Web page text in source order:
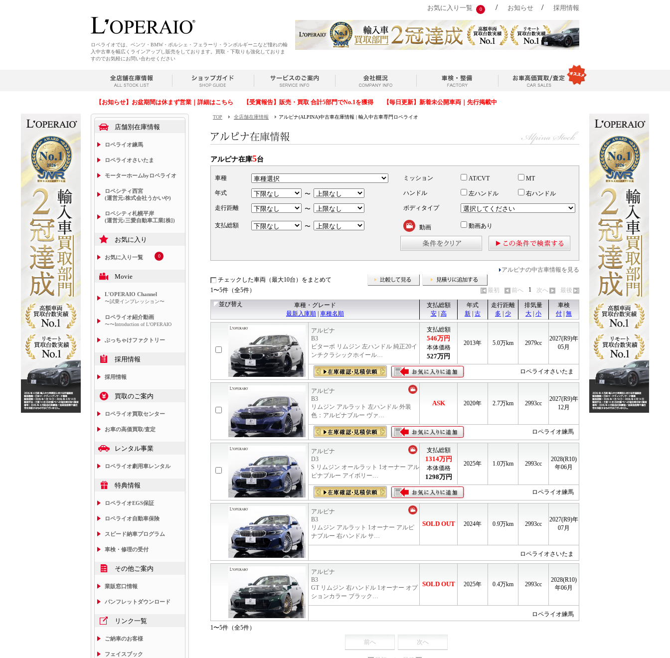
お気に入り一覧 0 / お知らせ / 採用情報
ロペライオでは、ベンツ・BMW・ポルシェ・フェラーリ・ランボルギーニなど憧れの輸
入中古車を幅広くラインアップし販売をしております。買取・下取りも強化しておりま
すのでお気軽にお問い合わせください
【お知らせ】お盆期間は休まず営業｜詳細はこちら 【受賞報告】販売・買取 合計5部門でNo.1を獲得 【毎日更新】新着未公開車両｜先行掲載中
TOP 全店舗在庫情報 アルピナ(ALPINA)中古車在庫情報 | 輸入中古車専門ロペライオ
アルピナ在庫5台
車種 ミッション AT/CVT MT
年式 〜 ハンドル 左ハンドル 右ハンドル
走行距離 〜 ボディタイプ
支払総額 〜 動画 動画あり
アルピナの中古車情報を見る
チェックした車両（最大10台）をまとめて
比較して見る
1〜5件（全5件） 最初 前へ 1 次へ
最後
並び替え
車種・グレード
最新入庫順 車種名順
支払総額
安| 高
年式
新 古
走行距離
多
少
排気量
大 小
車検
付 無
アルピナ
B3
ビターボ リムジン 左ハンドル 純正20イ
ンチクラシックホイール…
支払総額
546万円
本体価格
527万円
2013年 5.0万km 2979cc
2027(R9)年
05月
ロペライオさいたま
アルピナ
B3
リムジン アルラット 左ハンドル 外装
色：アルピナブルー ヴァ…
ASK 2020年 2.7万km 2993cc
2027(R9)年
12月
ロペライオ練馬
アルピナ
D3
S リムジン オールラット 1オーナー アル
ピナブルー アイボリー…
支払総額
1314万円
本体価格
1298万円
2025年 1.0万km 2993cc
2028(R10)
年06月
ロペライオ練馬
アルピナ
B3
リムジン アルラット 1オーナー アルピ
ナブルー 右ハンドル サ…
SOLD OUT 2024年 0.9万km 2993cc
2027(R9)年
07月
ロペライオさいたま
アルピナ
B3
GT リムジン 右ハンドル 1オーナー オプ
ションカラー ブラック…
SOLD OUT 2025年 0.4万km 2993cc
2028(R10)
年06月
ロペライオ練馬
1〜5件（全5件）
前へ 次へ
店舗別在庫情報
ロペライオ練馬
ロペライオさいたま
モーターホームbyロペライオ
ロペシティ西宮
(運営元:株式会社うかいや)
ロペシティ札幌平岸
(運営元:三愛自動車工業[株])
お気に入り
お気に入り一覧 0
Movie
L'OPERAIO Channel
〜試乗インプレッション〜
ロペライオ紹介動画
〜〜Introduction of L'OPERAIO
ぶっちゃけファクトリー
採用情報
採用情報
買取のご案内
ロペライオ買取センター
お車の高価買取/査定
レンタル事業
ロペライオ劇用車レンタル
特典情報
ロペライオEGS保証
ロペライオ自動車保険
スピード納車プログラム
車検・修理の受付
その他ご案内
業販窓口情報
パンフレットダウンロード
リンク一覧
ご納車のお客様
フェイスブック